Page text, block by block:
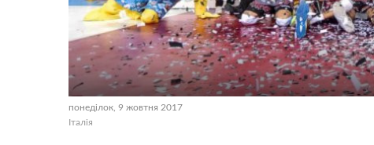
понеділок, 9 жовтня 2017
Італія